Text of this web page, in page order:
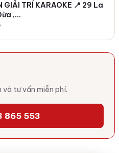
GIẢI TRÍ KARAOKE 📍 29 La
,…
tư vấn miễn phí.
865 553